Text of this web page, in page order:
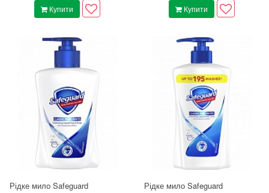
Купити Купити
Рідке мило Safeguard
Рідке мило Safeguard